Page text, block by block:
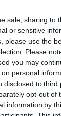
sale, sharing to
or sensitive
please use the
Please
you may
personal
disclosed to third
opt-out of
information by
eller ej.
att
tre flugor i
minska,
för
och för det
en